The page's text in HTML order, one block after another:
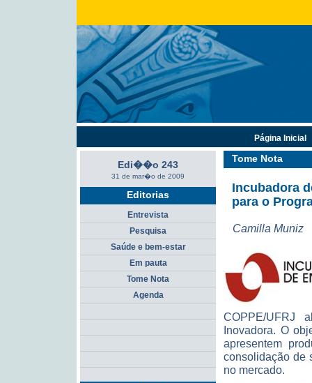
Tome Nota
Incubadora
para o
Camilla Muniz
COPPE/UFRJ
Inovadora. O
apresentem
consolidação de
no mercado.
Edi��o 243
31 de mar�o de 2009
Editorias
Entrevista
Pesquisa
Saúde e bem-estar
Em pauta
Tome Nota
Agenda
Página Inicial